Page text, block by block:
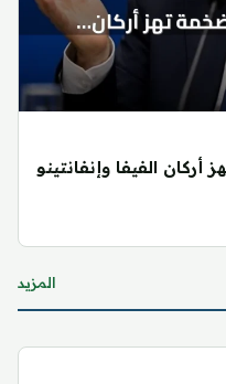
الفيفا وإنفانتينو
المزيد